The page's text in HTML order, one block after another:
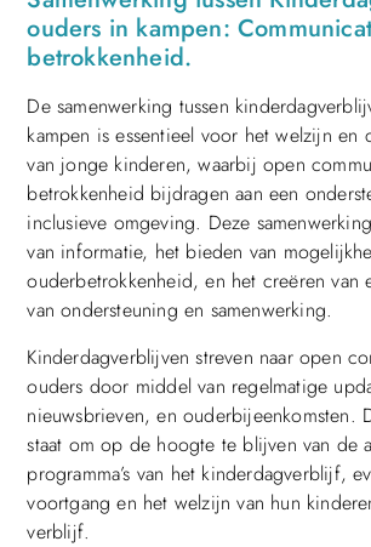
ouders in kampen:
betrokkenheid.
De samenwerking tussen
kampen is essentieel voor het welzijn en
van jonge kinderen, waarbij open
betrokkenheid bijdragen aan een
inclusieve omgeving. Deze
van informatie, het bieden van
ouderbetrokkenheid, en het creëren van
van ondersteuning en samenwerking.
Kinderdagverblijven streven naar open
ouders door middel van regelmatige
nieuwsbrieven, en ouderbijeenkomsten.
staat om op de hoogte te blijven van de
programma’s van het kinderdagverblijf,
voortgang en het welzijn van hun
verblijf.